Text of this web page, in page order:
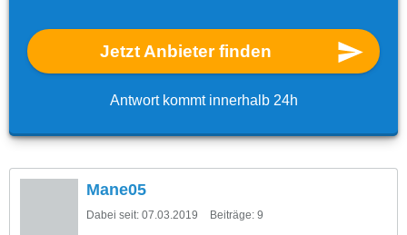
Jetzt Anbieter finden
Antwort kommt innerhalb 24h
Mane05
Dabei seit: 07.03.2019 Beiträge: 9